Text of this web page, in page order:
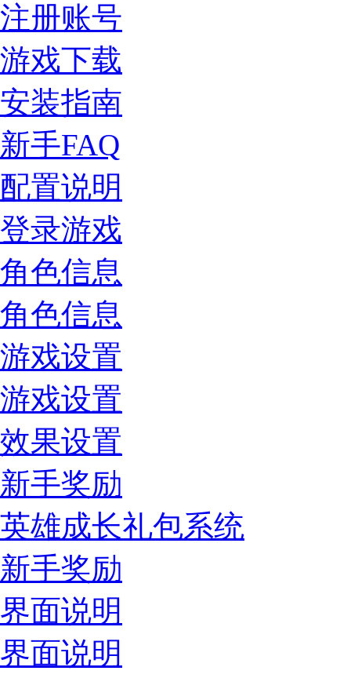
注册账号
游戏下载
安装指南
新手FAQ
配置说明
登录游戏
角色信息
角色信息
游戏设置
游戏设置
效果设置
新手奖励
英雄成长礼包系统
新手奖励
界面说明
界面说明